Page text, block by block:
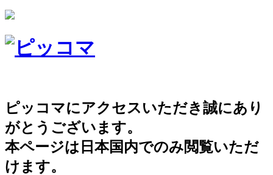
ピッコマにアクセスいただき誠にあり
がとうございます。
本ページは日本国内でのみ閲覧いただ
けます。